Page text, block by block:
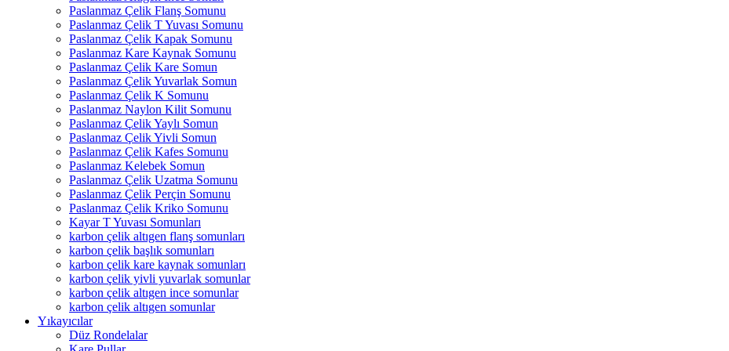
Paslanmaz Çelik Flanş Somunu
Paslanmaz Çelik T Yuvası Somunu
Paslanmaz Çelik Kapak Somunu
Paslanmaz Kare Kaynak Somunu
Paslanmaz Çelik Kare Somun
Paslanmaz Çelik Yuvarlak Somun
Paslanmaz Çelik K Somunu
Paslanmaz Naylon Kilit Somunu
Paslanmaz Çelik Yaylı Somun
Paslanmaz Çelik Yivli Somun
Paslanmaz Çelik Kafes Somunu
Paslanmaz Kelebek Somun
Paslanmaz Çelik Uzatma Somunu
Paslanmaz Çelik Perçin Somunu
Paslanmaz Çelik Kriko Somunu
Kayar T Yuvası Somunları
karbon çelik altıgen flanş somunları
karbon çelik başlık somunları
karbon çelik kare kaynak somunları
karbon çelik yivli yuvarlak somunlar
karbon çelik altıgen ince somunlar
karbon çelik altıgen somunlar
Yıkayıcılar
Düz Rondelalar